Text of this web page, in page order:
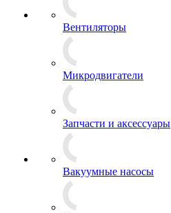
Вентиляторы
Микродвигатели
Запчасти и аксессуары
Вакуумные насосы